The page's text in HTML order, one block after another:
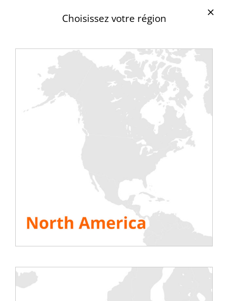
événements professionnels. Dernier
exemple en date : les tests réalisés
nouveau Datacenter green du groupe
informatique Sigma.
Spécialisé dans l’infogérance, l’édition de
logiciels, le conseil et l’intégration, le
groupe Sigma a investi 7 millions d’Euros
dans la construction de ce troisième
Datacenter de 2000 m² à Carquefou prés
de Nancy. Quelques semaines avant
l’inauguration, le maître d’œuvre APL a
chargé Rentaload d’effectuer les tests sur
un ilot de confinement d’une vingtaine de
baies dans le Datacenter. Ces tests
thermiques ont été réalisés pendant 8
jours – 192 heures sans interruptions –
grâce à 18 bancs de charge rackables
installés en une journée par Rentaload. Ces
sortie constante de 45° et ont permis de
valider le bon fonctionnement des
Choisissez votre région